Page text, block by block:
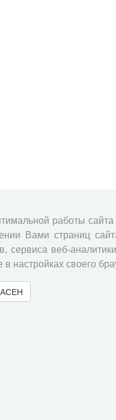
работы
Вами страниц
сервиса веб-
в настройках своего